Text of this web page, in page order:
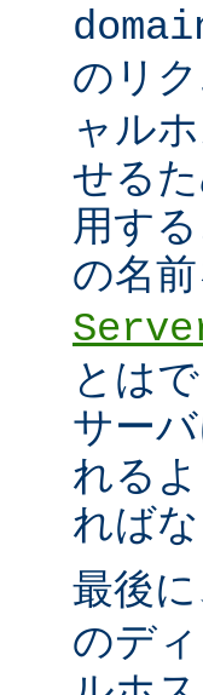
のリ
ャル
せる
用す
の名
とは
サー
れる
ればな
最後に
のデ